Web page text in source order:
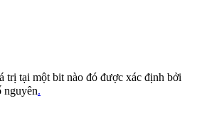
trị tại một bit nào đó được xác định bởi
nguyên.